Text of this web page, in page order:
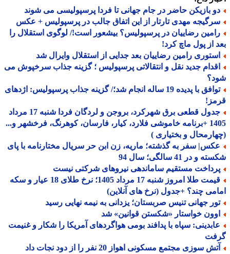
بازیکن حاضر در جام جهانی تا فردا پرسپولیسی می شوند
مهدی تارتار از این اتفاق جالب در پرسپولیس + عکس
رضاییان در پرسپولیس؟ بیشعور است!/ لوگوی استقلال را
از پول ماچ کرد!
رامین رضاییان بعد جدایی از استقلال وایرال شد
جدید نقل و انتقالاتی پرسپولیس ؛ گزینه جذاب سرخپوش می
توافق با پدیده 19 ساله انجام شد؛/ گزینه جذاب پرسپولیس: اژدهای
جدول قطعی برق شهرکرد، بروجن و لردگان فردا شنبه 17 مرداد
1405 +برنامه خاموشی فلارد، کیار، فارسان، کوهرنگ، فرخشهر و...
و بختیاری )
سفر به گذشته؛ ماریه، زن ابن حر سریال مختارنامه با پای
و در 41 سالگی؛ سال 94
مستقیم ساماندهی نیروهای شرکتی نیست
قیمت طلا امروز شنبه 17 مرداد 1405؛ نرخ طلای 18 عیار و سکه
چند؟ +جدول (نرخ های آنلاین)
جهانی تنیس صربستان؛ یزدانی به نیمه نهایی رسید
خواستار «شکستن قوانین» شد
سپاه با پدافند بومی هواگردهای آمریکا را شکار و غنیمت
سوزی مجتمع مسکونی اهواز 20 نفر را از دود نجات داد